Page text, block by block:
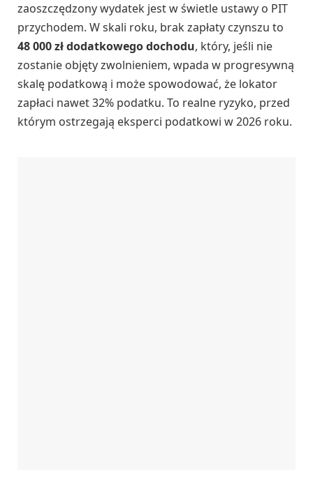
zaoszczędzony wydatek jest w świetle ustawy o PIT
przychodem. W skali roku, brak zapłaty czynszu to
48 000 zł dodatkowego dochodu, który, jeśli nie
zostanie objęty zwolnieniem, wpada w progresywną
skalę podatkową i może spowodować, że lokator
zapłaci nawet 32% podatku. To realne ryzyko, przed
którym ostrzegają eksperci podatkowi w 2026 roku.